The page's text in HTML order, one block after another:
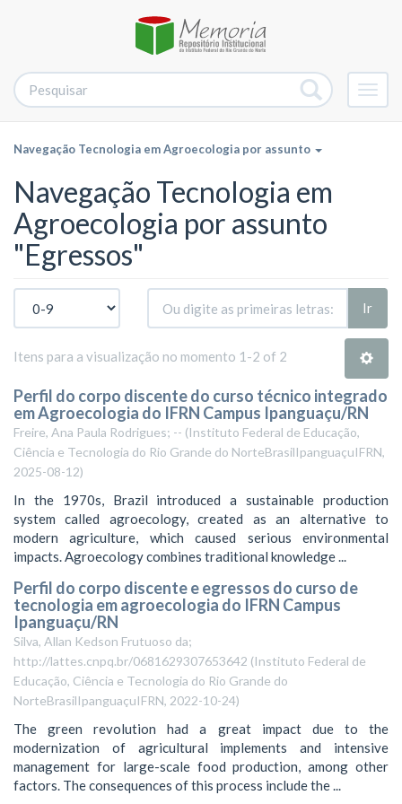
Navegação Tecnologia em Agroecologia por assunto
Navegação Tecnologia em
Agroecologia por assunto
"Egressos"
Ir
Itens para a visualização no momento 1-2 of 2
Perfil do corpo discente do curso técnico integrado
em Agroecologia do IFRN Campus Ipanguaçu/RN
Freire, Ana Paula Rodrigues; -- (Instituto Federal de Educação,
Ciência e Tecnologia do Rio Grande do NorteBrasilIpanguaçuIFRN,
2025-08-12)
In the 1970s, Brazil introduced a sustainable production
system called agroecology, created as an alternative to
modern agriculture, which caused serious environmental
impacts. Agroecology combines traditional knowledge ...
Perfil do corpo discente e egressos do curso de
tecnologia em agroecologia do IFRN Campus
Ipanguaçu/RN
Silva, Allan Kedson Frutuoso da;
http://lattes.cnpq.br/0681629307653642 (Instituto Federal de
Educação, Ciência e Tecnologia do Rio Grande do
NorteBrasilIpanguaçuIFRN, 2022-10-24)
The green revolution had a great impact due to the
modernization of agricultural implements and intensive
management for large-scale food production, among other
factors. The consequences of this process include the ...